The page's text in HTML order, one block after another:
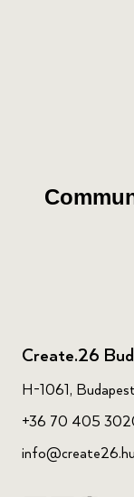
Create.26
H-1061,
+36 70 405
info@create26.hu